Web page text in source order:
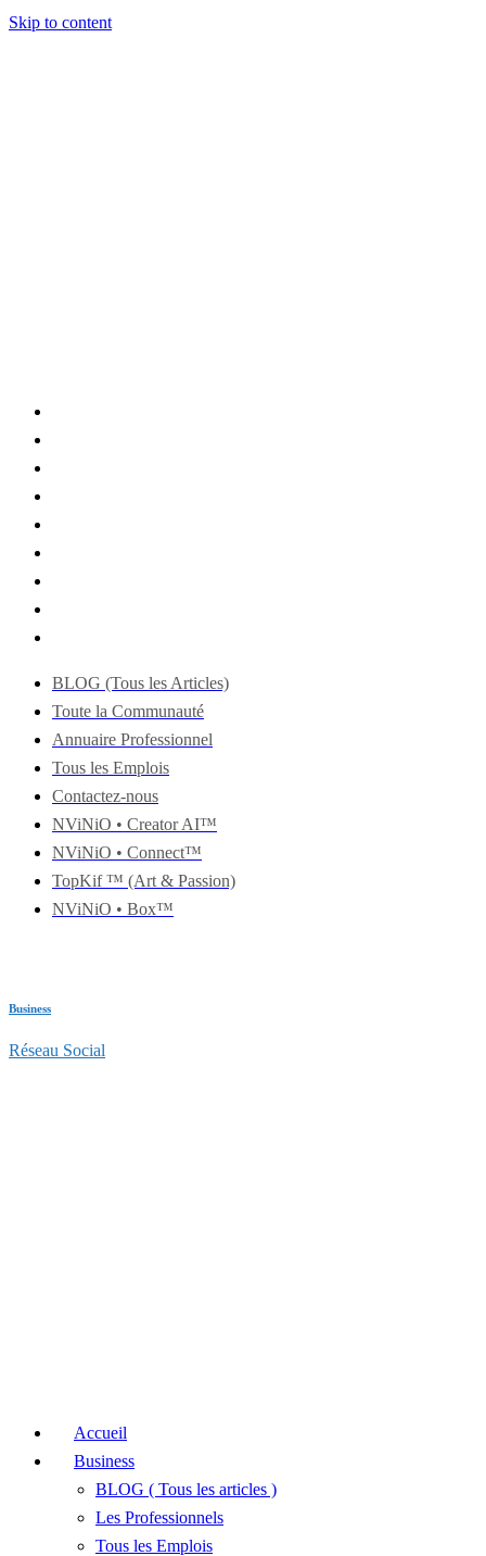
Skip to content
BLOG (Tous les Articles)
Toute la Communauté
Annuaire Professionnel
Tous les Emplois
Contactez-nous
NViNiO • Creator AI™
NViNiO • Connect™
TopKif ™ (Art & Passion)
NViNiO • Box™
Business
Réseau Social
Accueil
Business
BLOG ( Tous les articles )
Les Professionnels
Tous les Emplois